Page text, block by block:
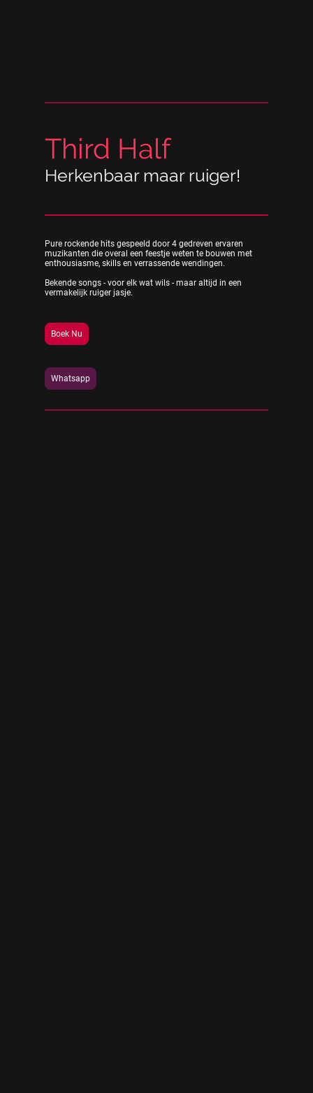
Third Half
Herkenbaar maar ruiger!
Pure rockende hits gespeeld door 4 gedreven ervaren
muzikanten die overal een feestje weten te bouwen met
enthousiasme, skills en verrassende wendingen.
Bekende songs - voor elk wat wils - maar altijd in een
vermakelijk ruiger jasje.
Boek Nu
Whatsapp